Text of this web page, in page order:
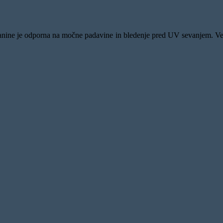
je odporna na močne padavine in bledenje pred UV sevanjem.